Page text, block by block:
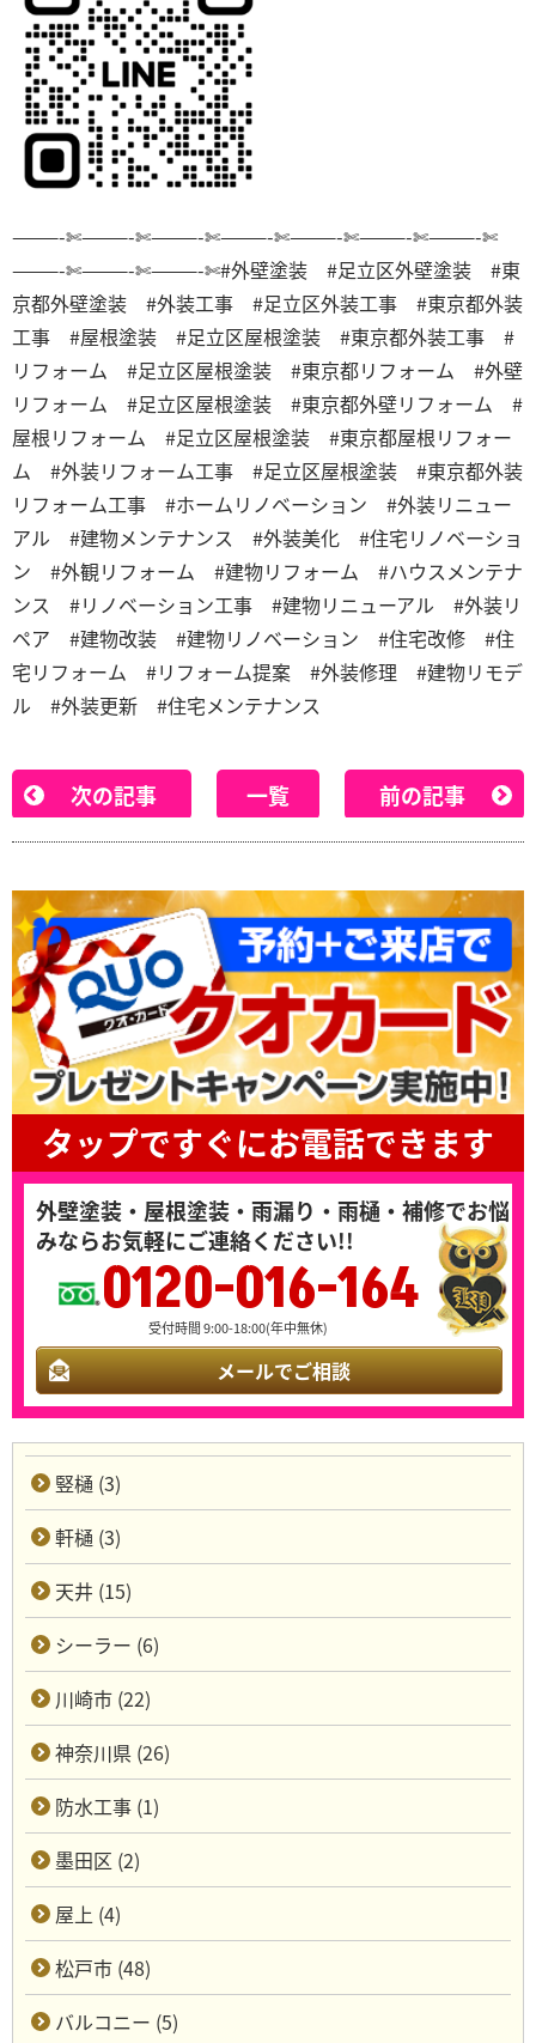
———-✄———-✄———-✄———-✄———-✄———-✄———-✄
———-✄———-✄———-✄#外壁塗装 #足立区外壁塗装 #東
京都外壁塗装 #外装工事 #足立区外装工事 #東京都外装
工事 #屋根塗装 #足立区屋根塗装 #東京都外装工事 #
リフォーム #足立区屋根塗装 #東京都リフォーム #外壁
リフォーム #足立区屋根塗装 #東京都外壁リフォーム #
屋根リフォーム #足立区屋根塗装 #東京都屋根リフォー
ム #外装リフォーム工事 #足立区屋根塗装 #東京都外装
リフォーム工事 #ホームリノベーション #外装リニュー
アル #建物メンテナンス #外装美化 #住宅リノベーショ
ン #外観リフォーム #建物リフォーム #ハウスメンテナ
ンス #リノベーション工事 #建物リニューアル #外装リ
ペア #建物改装 #建物リノベーション #住宅改修 #住
宅リフォーム #リフォーム提案 #外装修理 #建物リモデ
ル #外装更新 #住宅メンテナンス
次の記事 一覧 前の記事
タップですぐにお電話できます
外壁塗装・屋根塗装・雨漏り・雨樋・補修でお悩
みならお気軽にご連絡ください!!
0120-016-164
受付時間 9:00-18:00(年中無休)
メールでご相談
竪樋 (3)
軒樋 (3)
天井 (15)
シーラー (6)
川崎市 (22)
神奈川県 (26)
防水工事 (1)
墨田区 (2)
屋上 (4)
松戸市 (48)
バルコニー (5)